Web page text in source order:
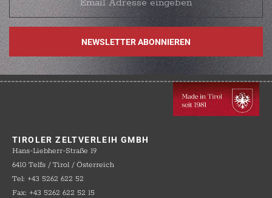
TIROLER ZELTVERLEIH GMBH
Hans-Liebherr-Straße 19
6410 Telfs / Tirol / Österreich
Tel: +43 5262 622 52
Fax: +43 5262 622 52 15